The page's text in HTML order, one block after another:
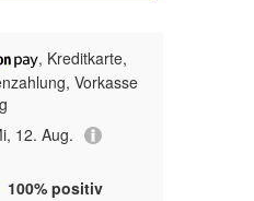
, Kreditkarte,
Vorkasse
12. Aug.
100% positiv